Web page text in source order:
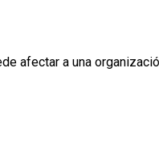
afectar a una